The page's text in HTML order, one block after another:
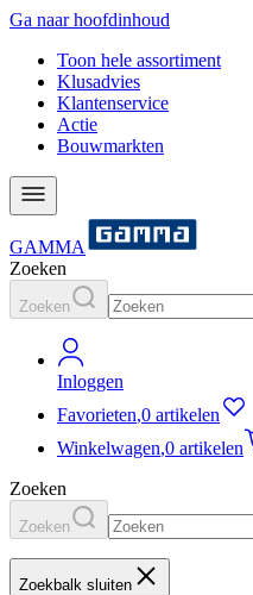
Ga naar hoofdinhoud
Toon hele assortiment
Klusadvies
Klantenservice
Actie
Bouwmarkten
GAMMA
Zoeken
Zoeken
Inloggen
Favorieten,0 artikelen
Winkelwagen,0 artikelen
Zoeken
Zoeken
Zoekbalk sluiten